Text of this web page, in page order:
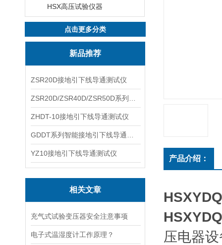
HSX高压试验仪器
点击更多分类
新品推荐
ZSR20D接地引下线导通测试仪
ZHDT-10接地引下线导通测试仪
YZ10接地引下线导通测试仪
相关文章
充气式试验变压器安全注意事项
电子式温湿度计工作原理？
产品介绍：
压电器